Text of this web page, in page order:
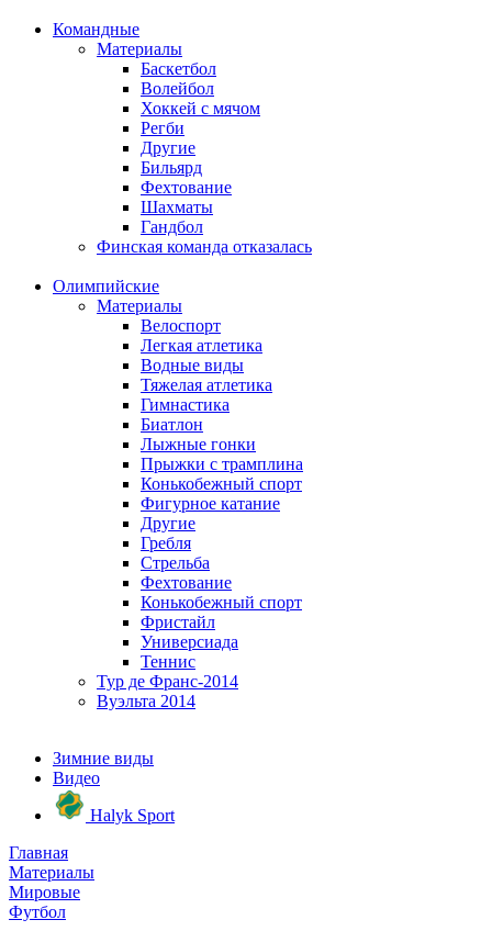
Командные
Материалы
Баскетбол
Волейбол
Хоккей с мячом
Регби
Другие
Бильярд
Фехтование
Шахматы
Гандбол
Финская команда отказалась
Олимпийские
Материалы
Велоспорт
Легкая атлетика
Водные виды
Тяжелая атлетика
Гимнастика
Биатлон
Лыжные гонки
Прыжки с трамплина
Конькобежный спорт
Фигурное катание
Другие
Гребля
Стрельба
Фехтование
Конькобежный спорт
Фристайл
Универсиада
Теннис
Тур де Франс-2014
Вуэльта 2014
Зимние виды
Видео
Halyk Sport
Главная
Материалы
Мировые
Футбол